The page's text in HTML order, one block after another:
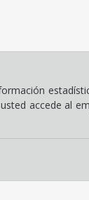
accede al